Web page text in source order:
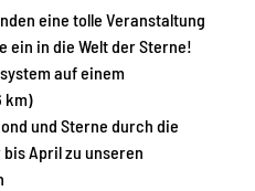
eine tolle Veranstaltung
ein in die Welt der Sterne!
auf einem
km)
und Sterne durch die
April zu unseren